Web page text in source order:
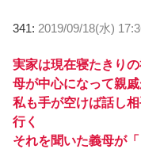
341: 2019/09/18(水)
実家は現在寝たきり
母が中心になって親
私も手が空けば話し
行く
それを聞いた義母が